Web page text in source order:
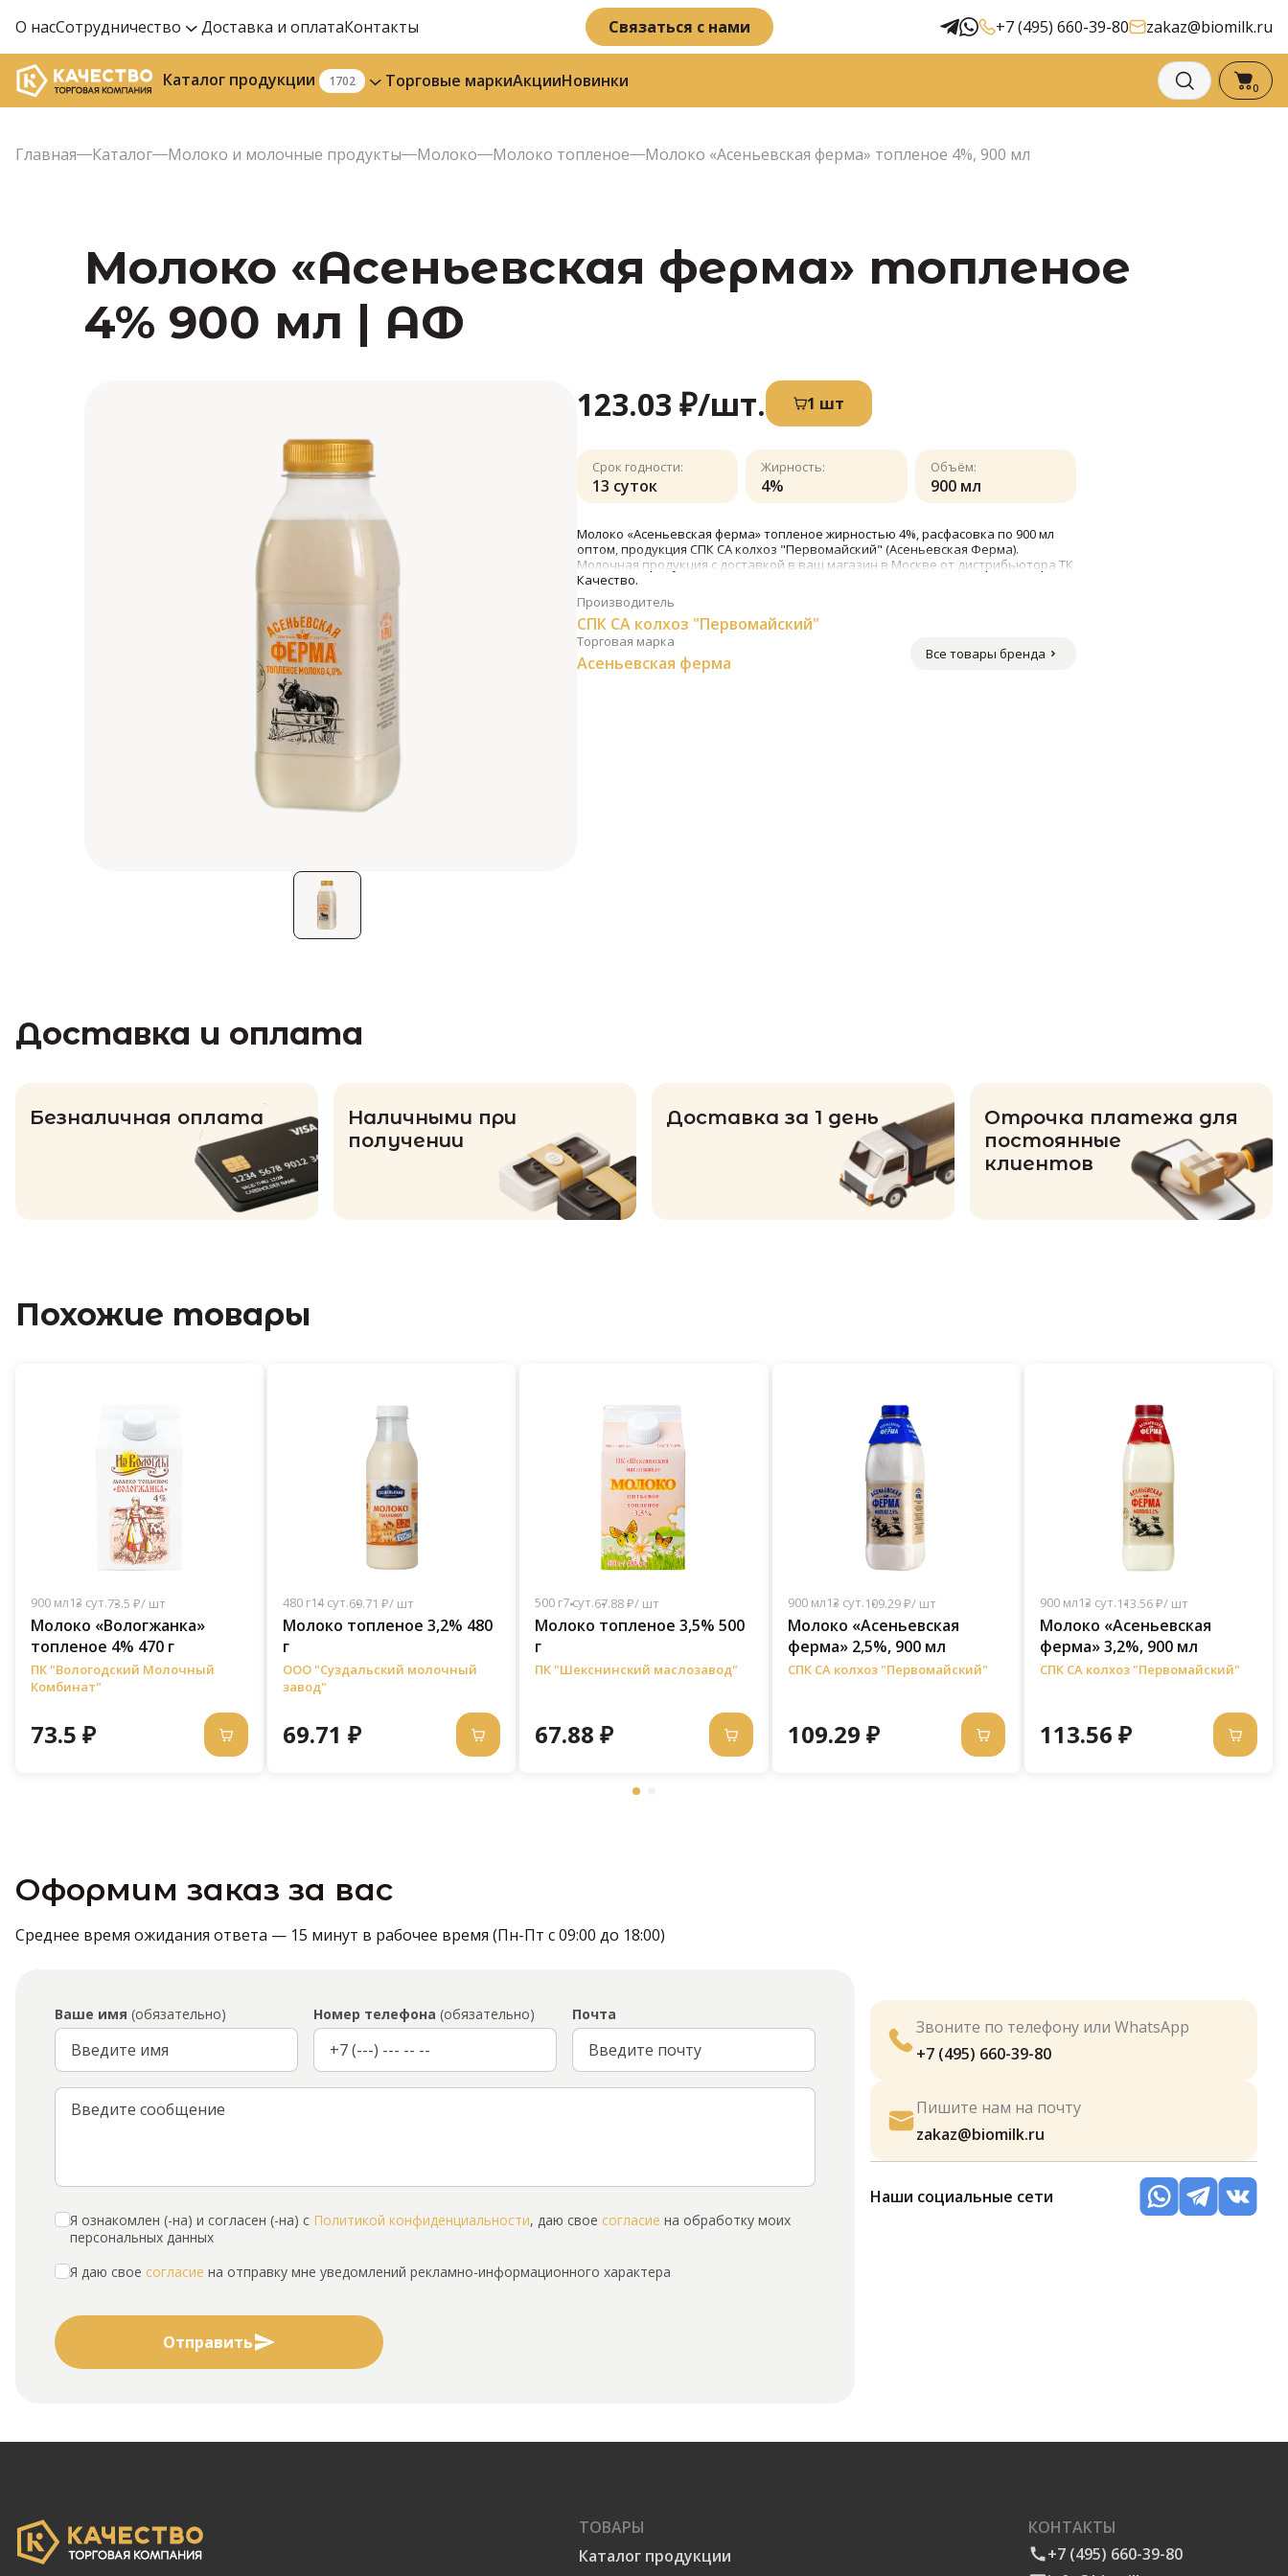
О насСотрудничество Доставка и оплатаКонтакты Связаться с нами +7 (495) 660-39-80 zakaz@biomilk.ru
Каталог продукции 1702 Торговые маркиАкцииНовинки 0
Главная Каталог Молоко и молочные продукты Молоко Молоко топленое Молоко «Асеньевская ферма» топленое 4%, 900 мл
Молоко «Асеньевская ферма» топленое
4% 900 мл | АФ
123.03 ₽/шт. 1 шт
Срок годности:
13 суток
Жирность:
4%
Объём:
900 мл
Молоко «Асеньевская ферма» топленое жирностью 4%, расфасовка по 900 мл
оптом, продукция СПК СА колхоз "Первомайский" (Асеньевская Ферма).
Молочная продукция с доставкой в ваш магазин в Москве от дистрибьютора ТК
Качество.
Производитель
СПК СА колхоз "Первомайский"
Торговая марка
Асеньевская ферма Все товары бренда
Доставка и оплата
Безналичная оплата
Наличными при
получении
Доставка за 1 день
Отрочка платежа для
постоянные
клиентов
Похожие товары
900 мл13 сут.73.5 ₽/ шт
Молоко «Вологжанка»
топленое 4% 470 г
ПК "Вологодский Молочный
Комбинат"
73.5 ₽
480 г14 сут.69.71 ₽/ шт
Молоко топленое 3,2% 480
г
ООО "Суздальский молочный
завод"
69.71 ₽
500 г7 сут.67.88 ₽/ шт
Молоко топленое 3,5% 500
г
ПК "Шекснинский маслозавод"
67.88 ₽
900 мл13 сут.109.29 ₽/ шт
Молоко «Асеньевская
ферма» 2,5%, 900 мл
СПК СА колхоз "Первомайский"
109.29 ₽
900 мл13 сут.113.56 ₽/ шт
Молоко «Асеньевская
ферма» 3,2%, 900 мл
СПК СА колхоз "Первомайский"
113.56 ₽
Оформим заказ за вас
Среднее время ожидания ответа — 15 минут в рабочее время (Пн-Пт с 09:00 до 18:00)
Ваше имя (обязательно) Номер телефона (обязательно) Почта
Я ознакомлен (-на) и согласен (-на) с Политикой конфиденциальности, даю свое согласие на обработку моих
персональных данных
Я даю свое согласие на отправку мне уведомлений рекламно-информационного характера
Отправить
Звоните по телефону или WhatsApp
+7 (495) 660-39-80
Пишите нам на почту
zakaz@biomilk.ru
Наши социальные сети
ТОВАРЫ
Каталог продукции
КОНТАКТЫ
+7 (495) 660-39-80